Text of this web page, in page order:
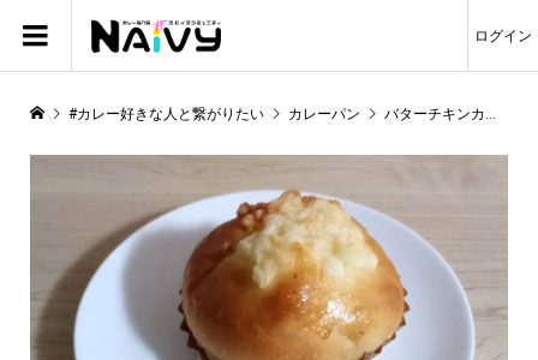
ログイン
#カレー好きな人と繋がりたい カレーパン バターチキンカレーのパンを食べました